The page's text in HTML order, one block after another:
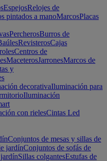
EspejosRelojes de
pintados a manoMarcosPlacas
PercherosBurros de
RevisterosCajas
Centros de
MaceterosJarronesMarcos de
y
decorativaIluminación para
Iluminación
con rielesCintas Led
Conjuntos de mesas y sillas de
jardínConjuntos de sofás de
Sillas colgantesEstufas de